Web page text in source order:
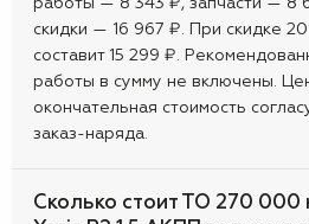
работы — 8 343 ₽, запчасти — 8
скидки — 16 967 ₽. При скидке
составит 15 299 ₽.
работы в сумму не включены.
окончательная стоимость
заказ-наряда.
Сколько стоит ТО 270 000